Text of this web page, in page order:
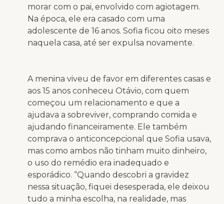
morar com o pai, envolvido com agiotagem.
Na época, ele era casado com uma
adolescente de 16 anos. Sofia ficou oito meses
naquela casa, até ser expulsa novamente.
A menina viveu de favor em diferentes casas e
aos 15 anos conheceu Otávio, com quem
começou um relacionamento e que a
ajudava a sobreviver, comprando comida e
ajudando financeiramente. Ele também
comprava o anticoncepcional que Sofia usava,
mas como ambos não tinham muito dinheiro,
o uso do remédio era inadequado e
esporádico. “Quando descobri a gravidez
nessa situação, fiquei desesperada, ele deixou
tudo a minha escolha, na realidade, mas